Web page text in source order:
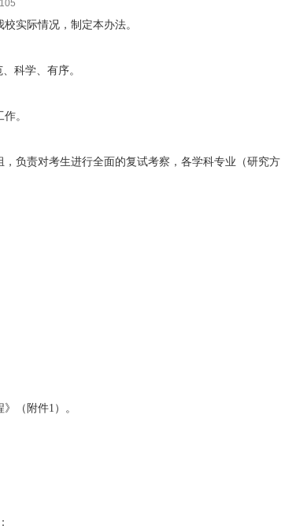
实际情况，制定本办法。
科学、有序。
。
负责对考生进行全面的复试考察，各学科专业（研究方
》（附件1 ）。